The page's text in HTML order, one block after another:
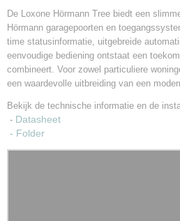
De Loxone Hörmann Tree biedt een
Hörmann garagepoorten en
time statusinformatie, uitgebreide
eenvoudige bediening ontstaat een
combineert. Voor zowel particuliere
een waardevolle uitbreiding van een
Bekijk de technische informatie en de
- Datasheet
- Folder